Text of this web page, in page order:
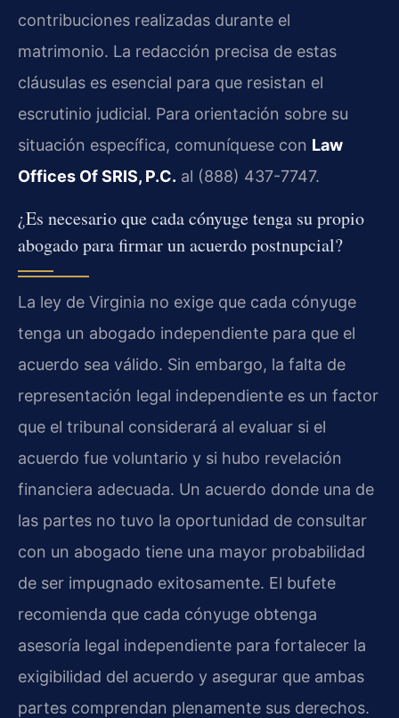
contribuciones realizadas durante el
matrimonio. La redacción precisa de estas
cláusulas es esencial para que resistan el
escrutinio judicial. Para orientación sobre su
situación específica, comuníquese con Law
Offices Of SRIS, P.C. al (888) 437-7747.
¿Es necesario que cada cónyuge tenga su propio
abogado para firmar un acuerdo postnupcial?
La ley de Virginia no exige que cada cónyuge
tenga un abogado independiente para que el
acuerdo sea válido. Sin embargo, la falta de
representación legal independiente es un factor
que el tribunal considerará al evaluar si el
acuerdo fue voluntario y si hubo revelación
financiera adecuada. Un acuerdo donde una de
las partes no tuvo la oportunidad de consultar
con un abogado tiene una mayor probabilidad
de ser impugnado exitosamente. El bufete
recomienda que cada cónyuge obtenga
asesoría legal independiente para fortalecer la
exigibilidad del acuerdo y asegurar que ambas
partes comprendan plenamente sus derechos.